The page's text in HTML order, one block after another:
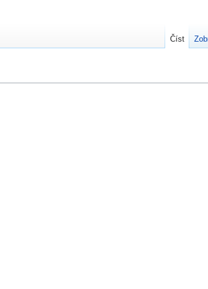
Číst